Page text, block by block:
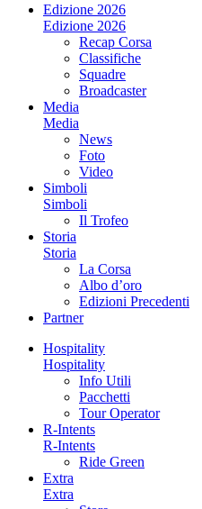
Edizione 2026
Edizione 2026
Recap Corsa
Classifiche
Squadre
Broadcaster
Media
Media
News
Foto
Video
Simboli
Simboli
Il Trofeo
Storia
Storia
La Corsa
Albo d’oro
Edizioni Precedenti
Partner
Hospitality
Hospitality
Info Utili
Pacchetti
Tour Operator
R-Intents
R-Intents
Ride Green
Extra
Extra